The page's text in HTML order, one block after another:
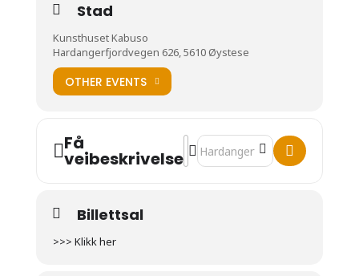
Stad
Kunsthuset Kabuso
Hardangerfjordvegen 626, 5610 Øystese
OTHER EVENTS
Få
veibeskrivelse
Address - AVLYST: Bornas
Destination Address -
Billettsal
>>> Klikk her